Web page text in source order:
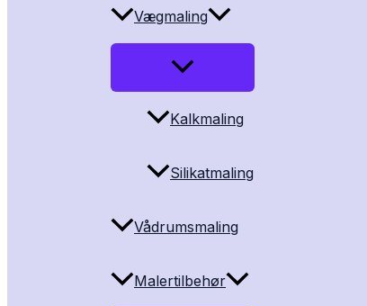
Vægmaling
Kalkmaling
Silikatmaling
Vådrumsmaling
Malertilbehør